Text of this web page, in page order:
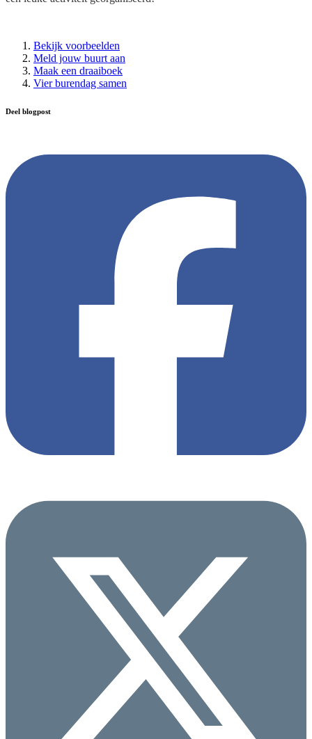
Bekijk voorbeelden
Meld jouw buurt aan
Maak een draaiboek
Vier burendag samen
Deel blogpost